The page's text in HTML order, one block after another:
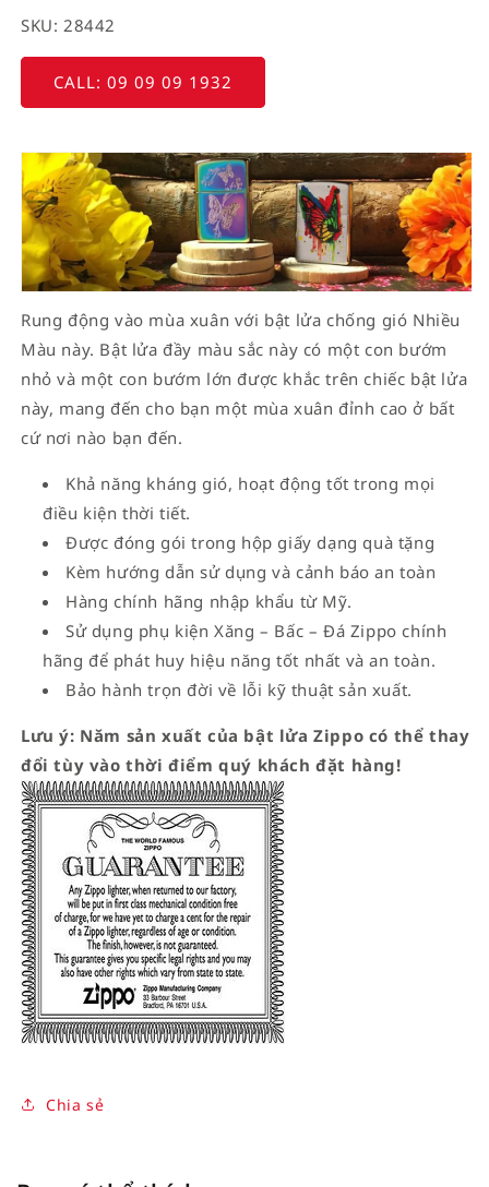
SKU: 28442
CALL: 09 09 09 1932
Rung động vào mùa xuân với bật lửa chống gió Nhiều
Màu này. Bật lửa đầy màu sắc này có một con bướm
nhỏ và một con bướm lớn được khắc trên chiếc bật lửa
này, mang đến cho bạn một mùa xuân đỉnh cao ở bất
cứ nơi nào bạn đến.
Khả năng kháng gió, hoạt động tốt trong mọi
điều kiện thời tiết.
Được đóng gói trong hộp giấy dạng quà tặng
Kèm hướng dẫn sử dụng và cảnh báo an toàn
Hàng chính hãng nhập khẩu từ Mỹ.
Sử dụng phụ kiện Xăng – Bấc – Đá Zippo chính
hãng để phát huy hiệu năng tốt nhất và an toàn.
Bảo hành trọn đời về lỗi kỹ thuật sản xuất.
Lưu ý: Năm sản xuất của bật lửa Zippo có thể thay
đổi tùy vào thời điểm quý khách đặt hàng!
Chia sẻ